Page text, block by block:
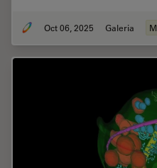
Oct 06, 2025 Galeria